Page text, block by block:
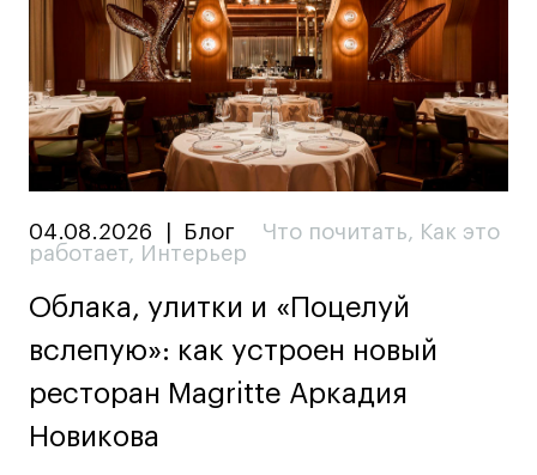
04.08.2026 Блог Что почитать, Как это
работает, Интерьер
Облака, улитки и «Поцелуй
вслепую»: как устроен новый
ресторан Magritte Аркадия
Новикова